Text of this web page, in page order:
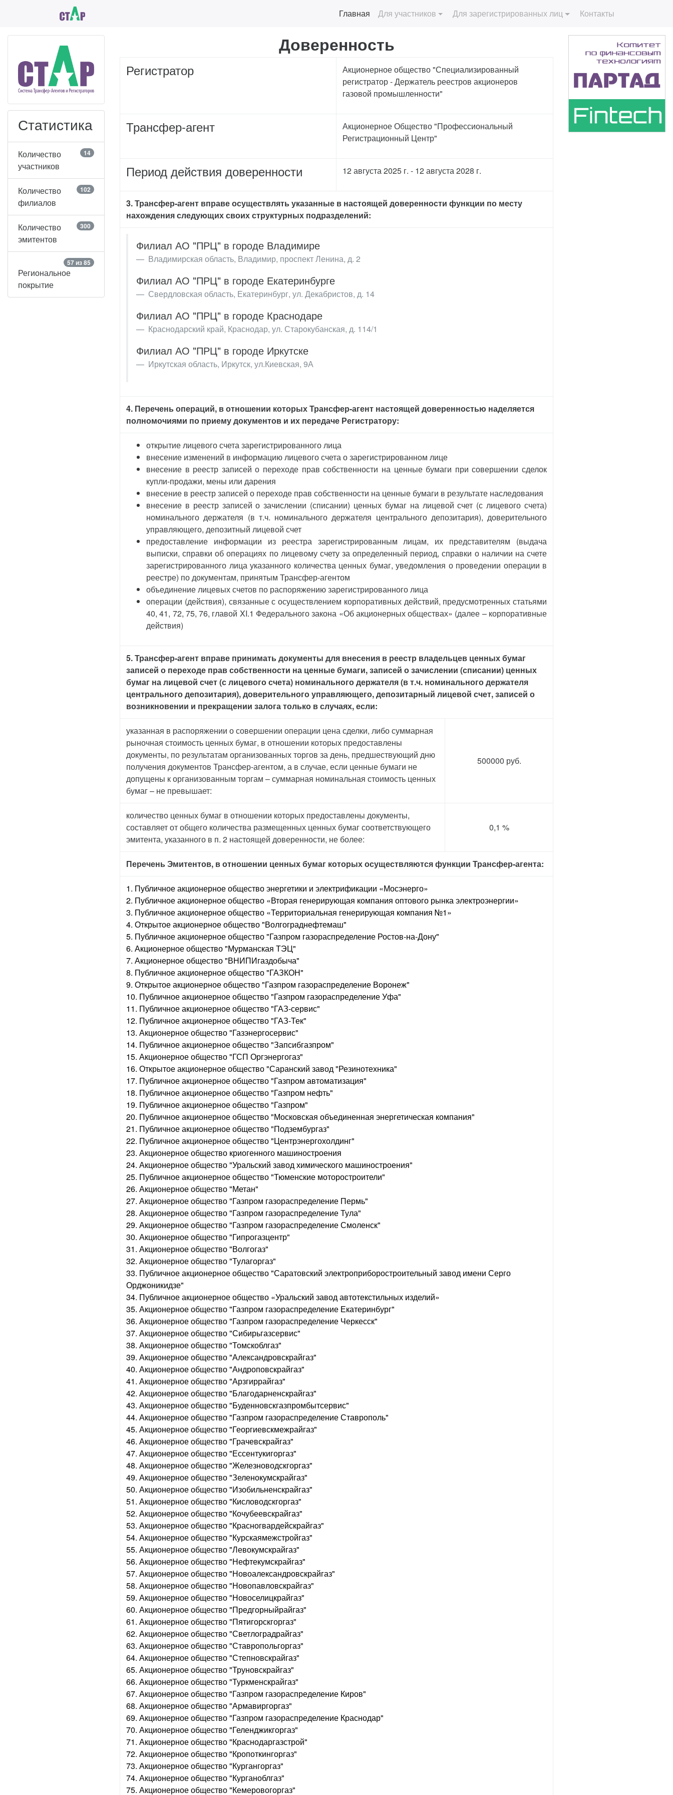
Главная(current)
Для участников Для зарегистрированных лиц Контакты
Статистика
14
Количество
участников
102
Количество
филиалов
300
Количество
эмитентов
57 из 85
Региональное
покрытие
Доверенность
Регистратор
Акционерное общество "Специализированный
регистратор - Держатель реестров акционеров
газовой промышленности"
Трансфер-агент
Акционерное Общество "Профессиональный
Регистрационный Центр"
Период действия доверенности 12 августа 2025 г. - 12 августа 2028 г.
3. Трансфер-агент вправе осуществлять указанные в настоящей доверенности функции по месту
нахождения следующих своих структурных подразделений:
Филиал АО "ПРЦ" в городе Владимире
Владимирская область, Владимир, проспект Ленина, д. 2
Филиал АО "ПРЦ" в городе Екатеринбурге
Свердловская область, Екатеринбург, ул. Декабристов, д. 14
Филиал АО "ПРЦ" в городе Краснодаре
Краснодарский край, Краснодар, ул. Старокубанская, д. 114/1
Филиал АО "ПРЦ" в городе Иркутске
Иркутская область, Иркутск, ул.Киевская, 9А
4. Перечень операций, в отношении которых Трансфер-агент настоящей доверенностью наделяется
полномочиями по приему документов и их передаче Регистратору:
открытие лицевого счета зарегистрированного лица
внесение изменений в информацию лицевого счета о зарегистрированном лице
внесение в реестр записей о переходе прав собственности на ценные бумаги при совершении сделок
купли-продажи, мены или дарения
внесение в реестр записей о переходе прав собственности на ценные бумаги в результате наследования
внесение в реестр записей о зачислении (списании) ценных бумаг на лицевой счет (с лицевого счета)
номинального держателя (в т.ч. номинального держателя центрального депозитария), доверительного
управляющего, депозитный лицевой счет
предоставление информации из реестра зарегистрированным лицам, их представителям (выдача
выписки, справки об операциях по лицевому счету за определенный период, справки о наличии на счете
зарегистрированного лица указанного количества ценных бумаг, уведомления о проведении операции в
реестре) по документам, принятым Трансфер-агентом
объединение лицевых счетов по распоряжению зарегистрированного лица
операции (действия), связанные с осуществлением корпоративных действий, предусмотренных статьями
40, 41, 72, 75, 76, главой XI.1 Федерального закона «Об акционерных обществах» (далее – корпоративные
действия)
5. Трансфер-агент вправе принимать документы для внесения в реестр владельцев ценных бумаг
записей о переходе прав собственности на ценные бумаги, записей о зачислении (списании) ценных
бумаг на лицевой счет (с лицевого счета) номинального держателя (в т.ч. номинального держателя
центрального депозитария), доверительного управляющего, депозитарный лицевой счет, записей о
возникновении и прекращении залога только в случаях, если:
указанная в распоряжении о совершении операции цена сделки, либо суммарная
рыночная стоимость ценных бумаг, в отношении которых предоставлены
документы, по результатам организованных торгов за день, предшествующий дню
получения документов Трансфер-агентом, а в случае, если ценные бумаги не
допущены к организованным торгам – суммарная номинальная стоимость ценных
бумаг – не превышает:
500000 руб.
количество ценных бумаг в отношении которых предоставлены документы,
составляет от общего количества размещенных ценных бумаг соответствующего
эмитента, указанного в п. 2 настоящей доверенности, не более:
0,1 %
Перечень Эмитентов, в отношении ценных бумаг которых осуществляются функции Трансфер-агента:
1. Публичное акционерное общество энергетики и электрификации «Мосэнерго»
2. Публичное акционерное общество «Вторая генерирующая компания оптового рынка электроэнергии»
3. Публичное акционерное общество «Территориальная генерирующая компания №1»
4. Открытое акционерное общество "Волгограднефтемаш"
5. Публичное акционерное общество "Газпром газораспределение Ростов-на-Дону"
6. Акционерное общество "Мурманская ТЭЦ"
7. Акционерное общество "ВНИПИгаздобыча"
8. Публичное акционерное общество "ГАЗКОН"
9. Открытое акционерное общество "Газпром газораспределение Воронеж"
10. Публичное акционерное общество "Газпром газораспределение Уфа"
11. Публичное акционерное общество "ГАЗ-сервис"
12. Публичное акционерное общество "ГАЗ-Тек"
13. Акционерное общество "Газэнергосервис"
14. Публичное акционерное общество "Запсибгазпром"
15. Акционерное общество "ГСП Оргэнергогаз"
16. Открытое акционерное общество "Саранский завод "Резинотехника"
17. Публичное акционерное общество "Газпром автоматизация"
18. Публичное акционерное общество "Газпром нефть"
19. Публичное акционерное общество "Газпром"
20. Публичное акционерное общество "Московская объединенная энергетическая компания"
21. Публичное акционерное общество "Подзембургаз"
22. Публичное акционерное общество "Центрэнергохолдинг"
23. Акционерное общество криогенного машиностроения
24. Акционерное общество "Уральский завод химического машиностроения"
25. Публичное акционерное общество "Тюменские моторостроители"
26. Акционерное общество "Метан"
27. Акционерное общество "Газпром газораспределение Пермь"
28. Акционерное общество "Газпром газораспределение Тула"
29. Акционерное общество "Газпром газораспределение Смоленск"
30. Акционерное общество "Гипрогазцентр"
31. Акционерное общество "Волгогаз"
32. Акционерное общество "Тулагоргаз"
33. Публичное акционерное общество "Саратовский электроприборостроительный завод имени Серго
Орджоникидзе"
34. Публичное акционерное общество «Уральский завод автотекстильных изделий»
35. Акционерное общество "Газпром газораспределение Екатеринбург"
36. Акционерное общество "Газпром газораспределение Черкесск"
37. Акционерное общество "Сибирьгазсервис"
38. Акционерное общество "Томскоблгаз"
39. Акционерное общество "Александровскрайгаз"
40. Акционерное общество "Андроповскрайгаз"
41. Акционерное общество "Арзгиррайгаз"
42. Акционерное общество "Благодарненскрайгаз"
43. Акционерное общество "Буденновскгазпромбытсервис"
44. Акционерное общество "Газпром газораспределение Ставрополь"
45. Акционерное общество "Георгиевскмежрайгаз"
46. Акционерное общество "Грачевскрайгаз"
47. Акционерное общество "Ессентукигоргаз"
48. Акционерное общество "Железноводскгоргаз"
49. Акционерное общество "Зеленокумскрайгаз"
50. Акционерное общество "Изобильненскрайгаз"
51. Акционерное общество "Кисловодскгоргаз"
52. Акционерное общество "Кочубеевскрайгаз"
53. Акционерное общество "Красногвардейскрайгаз"
54. Акционерное общество "Курскаямежстройгаз"
55. Акционерное общество "Левокумскрайгаз"
56. Акционерное общество "Нефтекумскрайгаз"
57. Акционерное общество "Новоалександровскрайгаз"
58. Акционерное общество "Новопавловскрайгаз"
59. Акционерное общество "Новоселицкрайгаз"
60. Акционерное общество "Предгорныйрайгаз"
61. Акционерное общество "Пятигорскгоргаз"
62. Акционерное общество "Светлоградрайгаз"
63. Акционерное общество "Ставропольгоргаз"
64. Акционерное общество "Степновскрайгаз"
65. Акционерное общество "Труновскрайгаз"
66. Акционерное общество "Туркменскрайгаз"
67. Акционерное общество "Газпром газораспределение Киров"
68. Акционерное общество "Армавиргоргаз"
69. Акционерное общество "Газпром газораспределение Краснодар"
70. Акционерное общество "Геленджикгоргаз"
71. Акционерное общество "Краснодаргазстрой"
72. Акционерное общество "Кропоткингоргаз"
73. Акционерное общество "Кургангоргаз"
74. Акционерное общество "Курганоблгаз"
75. Акционерное общество "Кемеровогоргаз"